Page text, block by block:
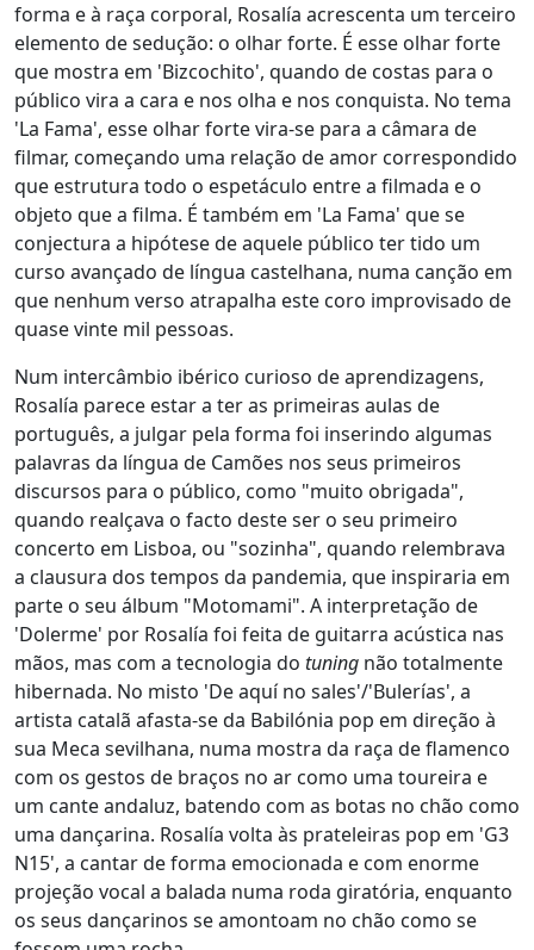
forma e à raça corporal, Rosalía acrescenta um terceiro
elemento de sedução: o olhar forte. É esse olhar forte
que mostra em 'Bizcochito', quando de costas para o
público vira a cara e nos olha e nos conquista. No tema
'La Fama', esse olhar forte vira-se para a câmara de
filmar, começando uma relação de amor correspondido
que estrutura todo o espetáculo entre a filmada e o
objeto que a filma. É também em 'La Fama' que se
conjectura a hipótese de aquele público ter tido um
curso avançado de língua castelhana, numa canção em
que nenhum verso atrapalha este coro improvisado de
quase vinte mil pessoas.
Num intercâmbio ibérico curioso de aprendizagens,
Rosalía parece estar a ter as primeiras aulas de
português, a julgar pela forma foi inserindo algumas
palavras da língua de Camões nos seus primeiros
discursos para o público, como "muito obrigada",
quando realçava o facto deste ser o seu primeiro
concerto em Lisboa, ou "sozinha", quando relembrava
a clausura dos tempos da pandemia, que inspiraria em
parte o seu álbum "Motomami". A interpretação de
'Dolerme' por Rosalía foi feita de guitarra acústica nas
mãos, mas com a tecnologia do tuning não totalmente
hibernada. No misto 'De aquí no sales'/'Bulerías', a
artista catalã afasta-se da Babilónia pop em direção à
sua Meca sevilhana, numa mostra da raça de flamenco
com os gestos de braços no ar como uma toureira e
um cante andaluz, batendo com as botas no chão como
uma dançarina. Rosalía volta às prateleiras pop em 'G3
N15', a cantar de forma emocionada e com enorme
projeção vocal a balada numa roda giratória, enquanto
os seus dançarinos se amontoam no chão como se